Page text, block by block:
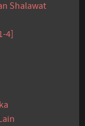
Shalawat
4]